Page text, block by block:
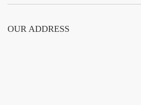
OUR ADDRESS